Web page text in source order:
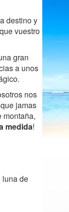
destino y
vuestro
gran
a unos
nos
que jamas
montaña,
medida!
luna de